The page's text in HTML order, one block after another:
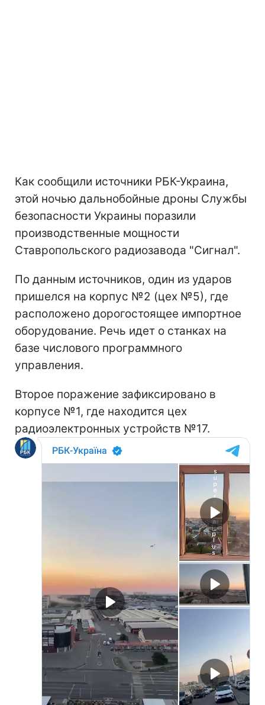
Как сообщили источники РБК-Украина,
этой ночью дальнобойные дроны Службы
безопасности Украины поразили
производственные мощности
Ставропольского радиозавода "Сигнал".
По данным источников, один из ударов
пришелся на корпус №2 (цех №5), где
расположено дорогостоящее импортное
оборудование. Речь идет о станках на
базе числового программного
управления.
Второе поражение зафиксировано в
корпусе №1, где находится цех
радиоэлектронных устройств №17.